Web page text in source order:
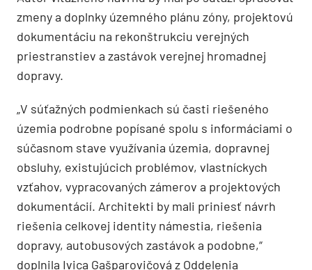
zmeny a doplnky územného plánu zóny, projektovú
dokumentáciu na rekonštrukciu verejných
priestranstiev a zastávok verejnej hromadnej
dopravy.
„V súťažných podmienkach sú časti riešeného
územia podrobne popísané spolu s informáciami o
súčasnom stave využívania územia, dopravnej
obsluhy, existujúcich problémov, vlastníckych
vzťahov, vypracovaných zámerov a projektových
dokumentácií. Architekti by mali priniesť návrh
riešenia celkovej identity námestia, riešenia
dopravy, autobusových zastávok a podobne,“
doplnila Ivica Gašparovičová z Oddelenia